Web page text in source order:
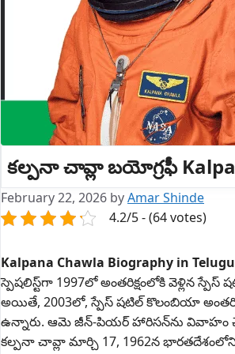
కల్పనా చావ్లా బయోగ్రఫీ
February 22, 2026 byAmar Shinde
4.2/5 - (64 votes)
Kalpana Chawla Biography in Telugu
స్పెషలిస్ట్‌గా 1997లో అంతరిక్షంలోకి వెళ్లిన
అయితే, 2003లో, స్పేస్ షటిల్ కొలంబియా
ఉన్నారు. ఆమె జీన్-పియర్ హారిసన్‌ను వివాహం
కల్పనా చావ్లా మార్చి 17, 1962న భారతదేశంలోని